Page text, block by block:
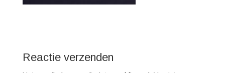
Reactie verzenden